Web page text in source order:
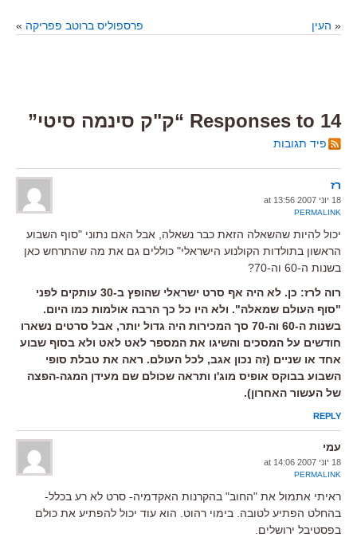
« העין פרספוליס ברוטב פפריקה »
14 Responses to “ק"ק סינמה סיטי”
פיד תגובות
רז
18 יוני 2007 at 13:56
PERMALINK
יכול להיות שהשאלה הזאת כבר נשאלה, אבל האם נתוני "סוף השבוע
הראשון בתולדות הקולנוע הישראלי" כוללים גם את מה שהתרחש כאן
בשנות ה-60 וה-70?
רוה לרז: כן. לא היה אף סרט ישראלי שהופץ ב-30 עותקים לפני
"סוף העולם שמאלה". ולא היו כל כך הרבה אולמות כמו היום.
בשנות ה-60 וה-70 סך המכירות היה גדול יותר, אבל סרטים נשארו
חודשים על המסכים והשיגו את המספר לאט לאט ולא בסוף שבוע
אחד או שניים (זה נכון אגב, לכל העולם. ראה את טבלת סופי
השבוע בבוקס אופיס מוג'ו ותראה שכולם שם מעידן המגה-הפצה
של העשור האחרון).
REPLY
עמי
18 יוני 2007 at 14:06
PERMALINK
ראיתי אתמול את "החוב" בהקרנות האקדמיה- סרט לא רע בכלל-
בהחלט הפתיע לטובה. בימוי רהוט. הוא עוד יכול להפתיע את כולם
בפסטיבל ירושלים.